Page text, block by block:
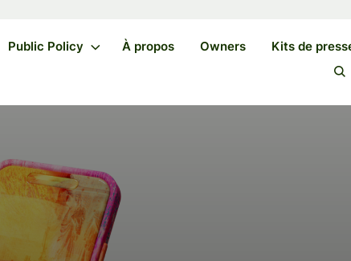
Public Policy À propos Owners Kits de